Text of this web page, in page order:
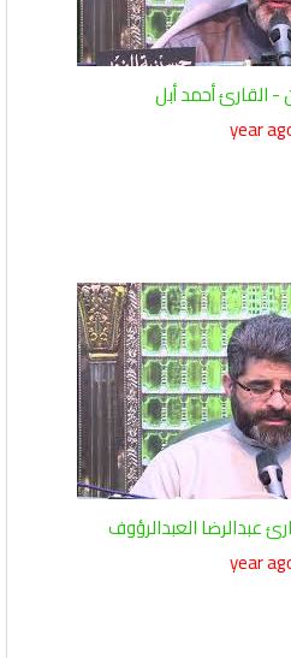
- القارئ أحمد أبل
عبدالرضا العبدالرؤوف